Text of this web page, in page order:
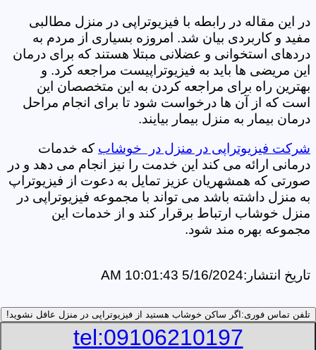
در این مقاله در رابطه با فیزیوتراپی در منزل مطالبی
مفید و کاربردی بیان شد. امروزه بسیاری از مردم به
دردهای استخوانی و عضلانی مبتلا هستند که برای درمان
این مریضی ها باید به فیزیوتراپیست مراجعه کرد. و
بهترین راه برای مراجعه کردن به این متخصصان این
است که از آن ها درخواست شود تا برای انجام مراحل
درمان بیمار به منزل بیمار بیایند.
شرکت فیزیوتراپی در منزل در خوشاب که خدمات
درمانی ارائه می کند این خدمت را نیز انجام می دهد و در
صورتی که همشهریان عزیز تمایل به دعوت از فیزیوتراپ
به منزل داشته باشد می تواند با مجموعه فیزیوتراپی در
منزل خوشاب ارتباط برقرار کند و از خدمات این
مجموعه بهره مند شود.
تاریخ انتشار:5/16/2024 10:01:43 AM
تلفن تماس فوری: اگر ساکن خوشاب هستید از فیزیوتراپی در منزل عافل نشوید!
tel:09106210197